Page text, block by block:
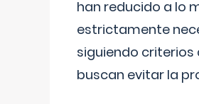
han reducido a lo
estrictamente
siguiendo criterios
buscan evitar la